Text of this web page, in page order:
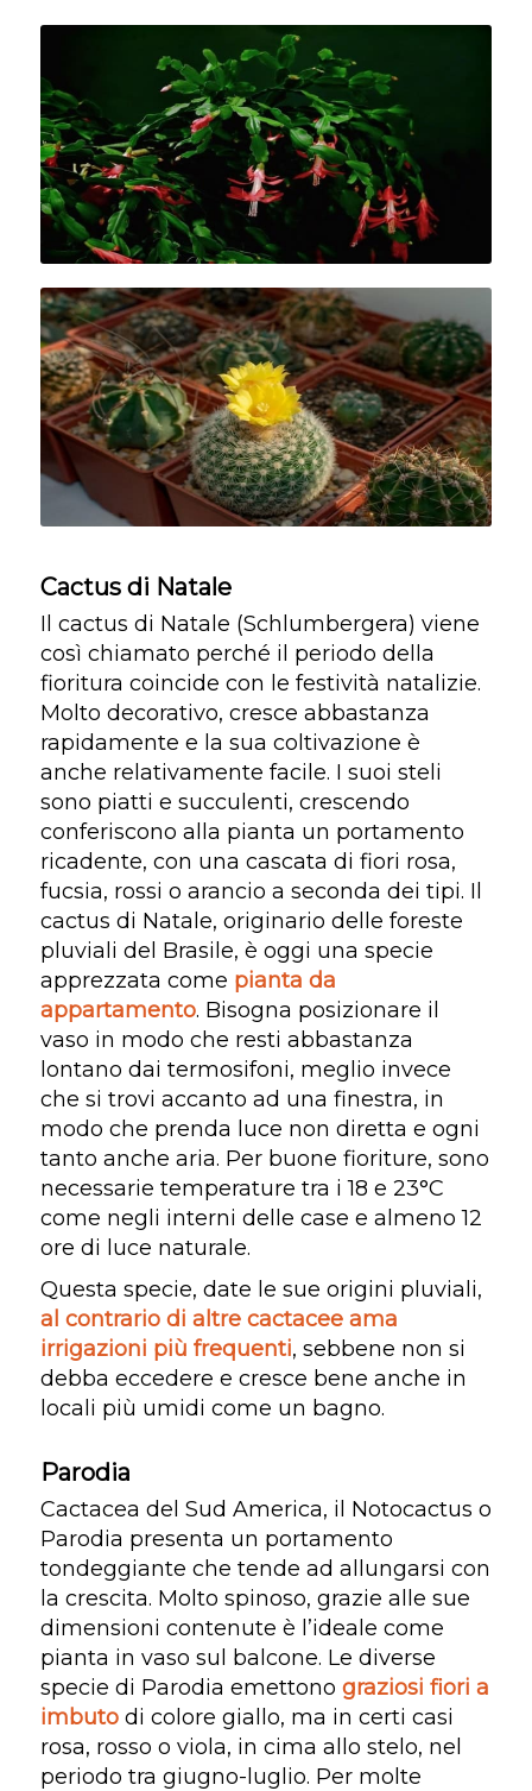
Cactus di Natale
Il cactus di Natale (Schlumbergera) viene
così chiamato perché il periodo della
fioritura coincide con le festività natalizie.
Molto decorativo, cresce abbastanza
rapidamente e la sua coltivazione è
anche relativamente facile. I suoi steli
sono piatti e succulenti, crescendo
conferiscono alla pianta un portamento
ricadente, con una cascata di fiori rosa,
fucsia, rossi o arancio a seconda dei tipi. Il
cactus di Natale, originario delle foreste
pluviali del Brasile, è oggi una specie
apprezzata come pianta da
appartamento. Bisogna posizionare il
vaso in modo che resti abbastanza
lontano dai termosifoni, meglio invece
che si trovi accanto ad una finestra, in
modo che prenda luce non diretta e ogni
tanto anche aria. Per buone fioriture, sono
necessarie temperature tra i 18 e 23°C
come negli interni delle case e almeno 12
ore di luce naturale.
Questa specie, date le sue origini pluviali,
al contrario di altre cactacee ama
irrigazioni più frequenti, sebbene non si
debba eccedere e cresce bene anche in
locali più umidi come un bagno.
Parodia
Cactacea del Sud America, il Notocactus o
Parodia presenta un portamento
tondeggiante che tende ad allungarsi con
la crescita. Molto spinoso, grazie alle sue
dimensioni contenute è l’ideale come
pianta in vaso sul balcone. Le diverse
specie di Parodia emettono graziosi fiori a
imbutodi colore giallo, ma in certi casi
rosa, rosso o viola, in cima allo stelo, nel
periodo tra giugno-luglio. Per molte